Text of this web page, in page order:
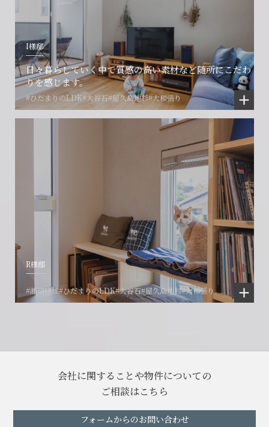
I様邸
日々暮らしていく中で質感の高い素材など随所にこだわ
りを感じます。
#ひだまりのLDK#大谷石#屋久島地杉#大和張り
R様邸
#湘南移住#ひだまりのLDK#大谷石#屋久島地杉#大和張り
会社に関することや物件についての
ご相談はこちら
フォームからのお問い合わせ